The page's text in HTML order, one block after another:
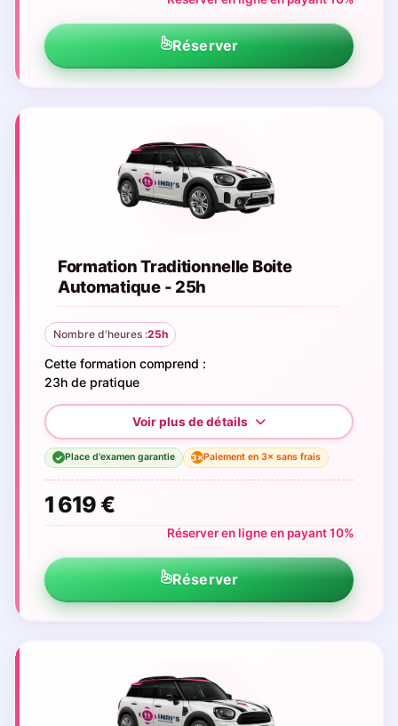
Réserver
Formation Traditionnelle Boite
Automatique - 25h
Nombre d'heures :25h
Cette formation comprend :
23h de pratique
✓ Place d'examen garantie 3×Paiement en 3× sans frais
1 619 €
Réserver en ligne en payant 10%
Réserver